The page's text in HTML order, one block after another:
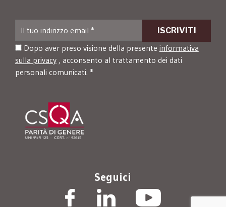
Dopo aver preso visione della presente informativa
sulla privacy, acconsento al trattamento dei dati
personali comunicati. *
Seguici